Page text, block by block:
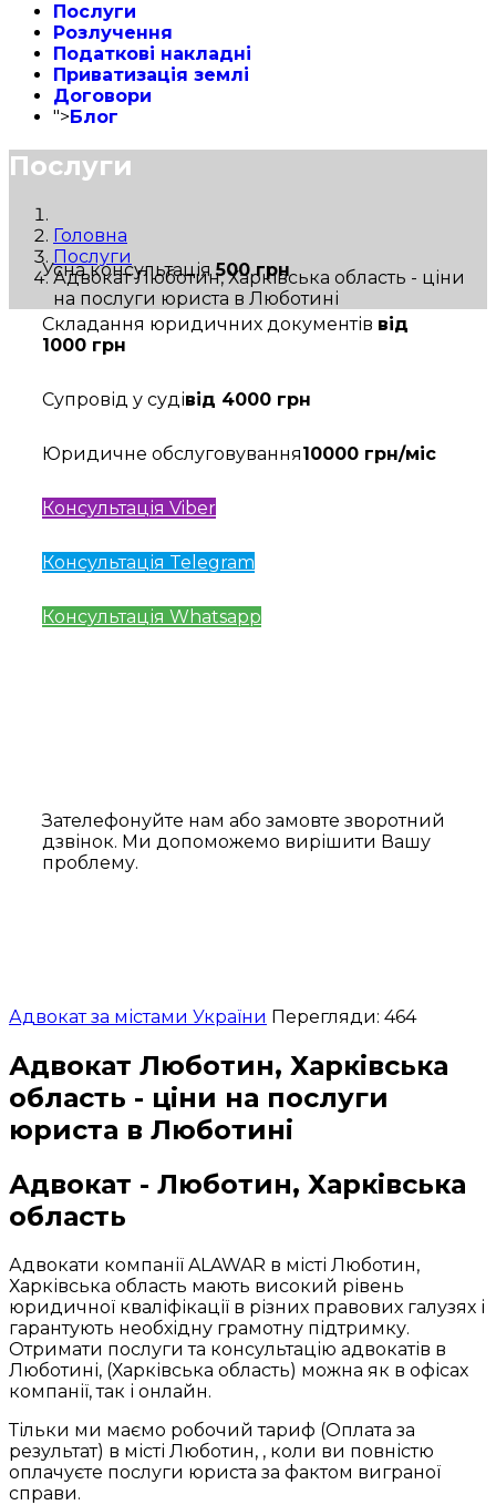
Послуги
Розлучення
Податкові накладні
Приватизація землі
Договори
">Блог
Послуги
Головна
Послуги
Адвокат Люботин, Харківська область - ціни
на послуги юриста в Люботині
Усна консультація500 грн
Складання юридичних документів від
1000 грн
Супровід у судівід 4000 грн
Юридичне обслуговування10000 грн/міс
Консультація Viber
Консультація Telegram
Консультація Whatsapp
Зателефонуйте нам або замовте зворотний
дзвінок. Ми допоможемо вирішити Вашу
проблему.
Адвокат за містами України Перегляди: 464
Адвокат Люботин, Харківська
область - ціни на послуги
юриста в Люботині
Адвокат - Люботин, Харківська
область
Адвокати компанії ALAWAR в місті Люботин,
Харківська область мають високий рівень
юридичної кваліфікації в різних правових галузях і
гарантують необхідну грамотну підтримку.
Отримати послуги та консультацію адвокатів в
Люботині, (Харківська область) можна як в офісах
компанії, так і онлайн.
Тільки ми маємо робочий тариф (Оплата за
результат) в місті Люботин, , коли ви повністю
оплачуєте послуги юриста за фактом виграної
справи.